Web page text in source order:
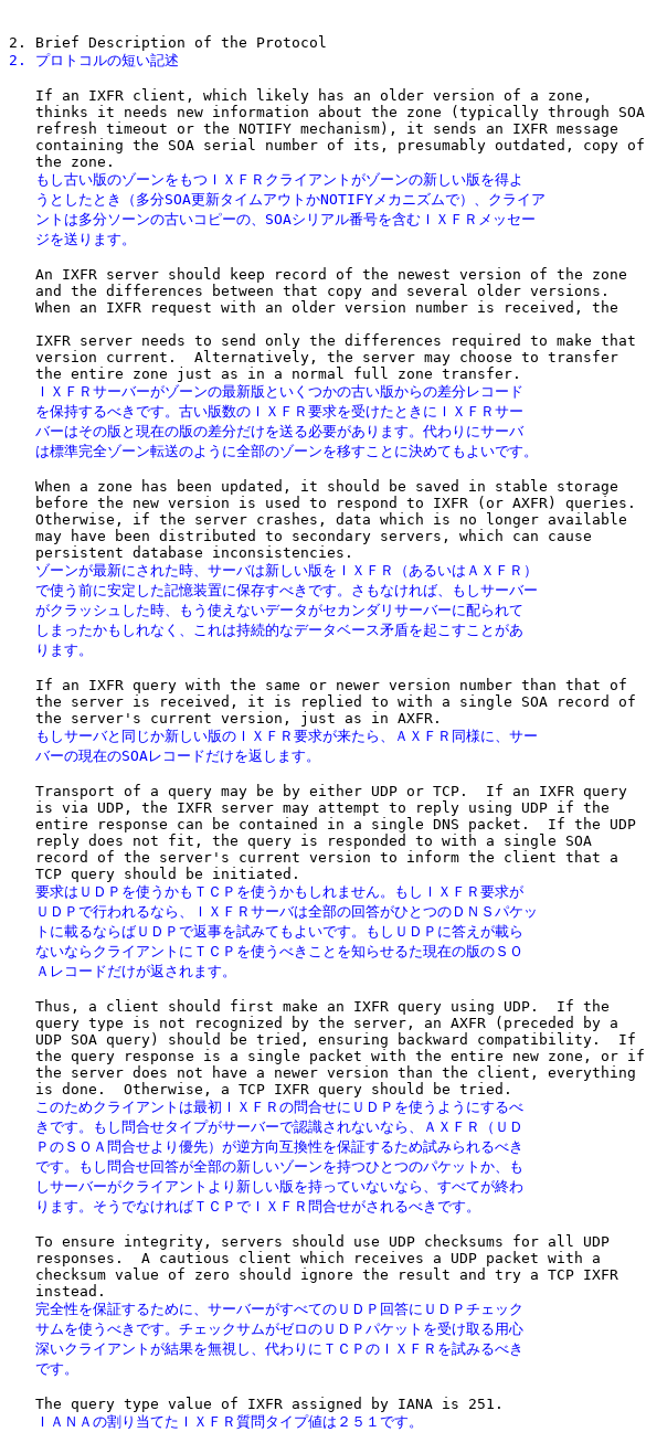
2. プロトコルの短い記述
   If an IXFR client, which likely has an older version of a zone,
   thinks it needs new information about the zone (typically through SOA
   refresh timeout or the NOTIFY mechanism), it sends an IXFR message
   containing the SOA serial number of its, presumably outdated, copy of
   もし古い版のゾーンをもつＩＸＦＲクライアントがゾーンの新しい版を得よ
   うとしたとき（多分SOA更新タイムアウトかNOTIFYメカニズムで）、クライア
   ントは多分ソーンの古いコピーの、SOAシリアル番号を含むＩＸＦＲメッセー
   ジを送ります。
   An IXFR server should keep record of the newest version of the zone
   and the differences between that copy and several older versions.
   When an IXFR request with an older version number is received, the
   IXFR server needs to send only the differences required to make that
   version current.  Alternatively, the server may choose to transfer
   ＩＸＦＲサーバーがゾーンの最新版といくつかの古い版からの差分レコード
   を保持するべきです。古い版数のＩＸＦＲ要求を受けたときにＩＸＦＲサー
   バーはその版と現在の版の差分だけを送る必要があります。代わりにサーバ
   は標準完全ゾーン転送のように全部のゾーンを移すことに決めてもよいです。
   When a zone has been updated, it should be saved in stable storage
   before the new version is used to respond to IXFR (or AXFR) queries.
   Otherwise, if the server crashes, data which is no longer available
   may have been distributed to secondary servers, which can cause
   ゾーンが最新にされた時、サーバは新しい版をＩＸＦＲ（あるいはＡＸＦＲ）
   で使う前に安定した記憶装置に保存すべきです。さもなければ、もしサーバー
   がクラッシュした時、もう使えないデータがセカンダリサーバーに配られて
   しまったかもしれなく、これは持続的なデータベース矛盾を起こすことがあ
   ります。
   If an IXFR query with the same or newer version number than that of
   the server is received, it is replied to with a single SOA record of
   もしサーバと同じか新しい版のＩＸＦＲ要求が来たら、ＡＸＦＲ同様に、サー
   バーの現在のSOAレコードだけを返します。
   Transport of a query may be by either UDP or TCP.  If an IXFR query
   is via UDP, the IXFR server may attempt to reply using UDP if the
   entire response can be contained in a single DNS packet.  If the UDP
   reply does not fit, the query is responded to with a single SOA
   record of the server's current version to inform the client that a
   要求はＵＤＰを使うかもＴＣＰを使うかもしれません。もしＩＸＦＲ要求が
   ＵＤＰで行われるなら、ＩＸＦＲサーバは全部の回答がひとつのＤＮＳパケッ
   トに載るならばＵＤＰで返事を試みてもよいです。もしＵＤＰに答えが載ら
   ないならクライアントにＴＣＰを使うべきことを知らせるた現在の版のＳＯ
   Ａレコードだけが返されます。
   Thus, a client should first make an IXFR query using UDP.  If the
   query type is not recognized by the server, an AXFR (preceded by a
   UDP SOA query) should be tried, ensuring backward compatibility.  If
   the query response is a single packet with the entire new zone, or if
   the server does not have a newer version than the client, everything
   このためクライアントは最初ＩＸＦＲの問合せにＵＤＰを使うようにするべ
   きです。もし問合せタイプがサーバーで認識されないなら、ＡＸＦＲ（ＵＤ
   ＰのＳＯＡ問合せより優先）が逆方向互換性を保証するため試みられるべき
   です。もし問合せ回答が全部の新しいゾーンを持つひとつのパケットか、も
   しサーバーがクライアントより新しい版を持っていないなら、すべてが終わ
   ります。そうでなければＴＣＰでＩＸＦＲ問合せがされるべきです。
   To ensure integrity, servers should use UDP checksums for all UDP
   responses.  A cautious client which receives a UDP packet with a
   checksum value of zero should ignore the result and try a TCP IXFR
   完全性を保証するために、サーバーがすべてのＵＤＰ回答にＵＤＰチェック
   サムを使うべきです。チェックサムがゼロのＵＤＰパケットを受け取る用心
   深いクライアントが結果を無視し、代わりにＴＣＰのＩＸＦＲを試みるべき
   です。
   ＩＡＮＡの割り当てたＩＸＦＲ質問タイプ値は２５１です。